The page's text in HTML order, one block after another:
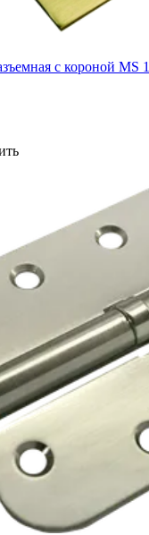
с короной